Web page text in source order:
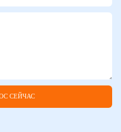
СЕЙЧАС